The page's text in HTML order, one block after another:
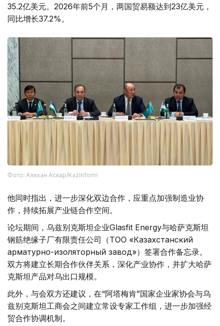
35.2亿美元。2026年前5个月，两国贸易额达到23亿美元，
同比增长37.2%。
Фото: Алихан Аскар/Kazinform
他同时指出，进一步深化双边合作，应重点加强制造业协
作，持续拓展产业链合作空间。
论坛期间，乌兹别克斯坦企业Glasfit Energy与哈萨克斯坦
钢筋绝缘子厂有限责任公司（ТОО «Казахстанский
арматурно-изоляторный завод»）签署合作备忘录。
双方将建立长期合作伙伴关系，深化产业协作，并扩大哈萨
克斯坦产品对乌出口规模。
此外，与会双方还建议，在“阿塔梅肯”国家企业家协会与乌
兹别克斯坦工商会之间建立常设专家工作组，进一步加强经
贸合作协调机制。